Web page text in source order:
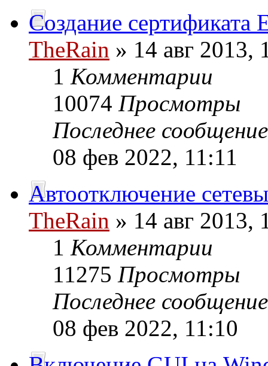
Создание сертификата
TheRain » 14 авг 2013,
1 Комментарии
10074 Просмотры
Последнее
08 фев 2022, 11:11
Автоотключение
TheRain » 14 авг 2013,
1 Комментарии
11275 Просмотры
Последнее
08 фев 2022, 11:10